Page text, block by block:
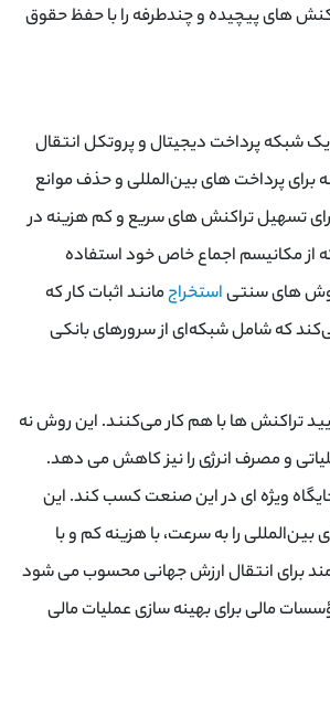
‌های پیچیده و چندطرفه را با حفظ حقوق
شبکه پرداخت دیجیتال و پروتکل انتقال
برای پرداخت ‌های بین‌المللی و حذف موانع
تسهیل تراکنش ‌های سریع و کم ‌هزینه در
مکانیسم اجماع خاص خود استفاده
روش ‌های سنتیاستخراجمانند اثبات کار که
که شامل شبکه‌ای از سرورهای بانکی
تراکنش ‌ها با هم کار می‌کنند. این روش نه
و مصرف انرژی را نیز کاهش می ‌دهد.
ویژه ‌ای در این صنعت کسب کند. این
را به سرعت، با هزینه کم و با
برای انتقال ارزش جهانی محسوب می ‌شود
مالی برای بهینه‌ سازی عملیات مالی